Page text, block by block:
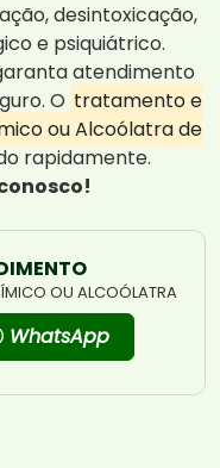
desintoxicação,
e psiquiátrico.
atendimento
O tratamento e
ou Alcoólatra de
rapidamente.
OU ALCOÓLATRA
WhatsApp